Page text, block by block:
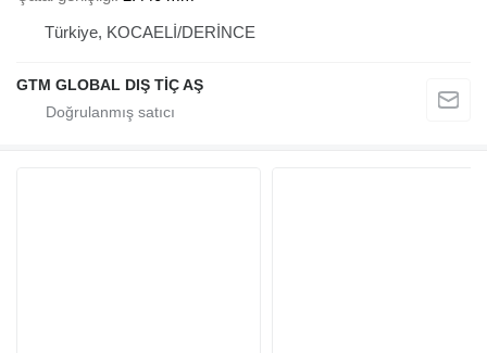
Türkiye, KOCAELİ/DERİNCE
GTM GLOBAL DIŞ TİÇ AŞ